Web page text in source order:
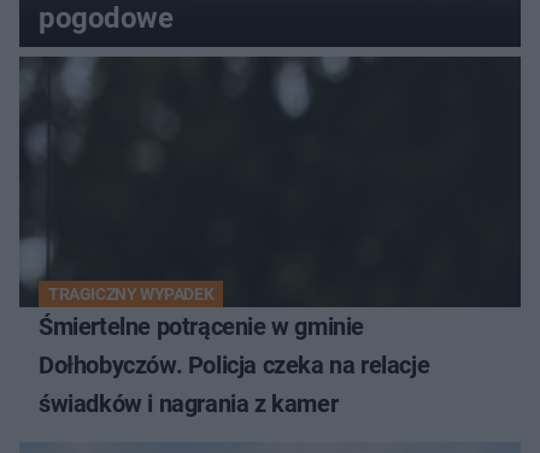
pogodowe
TRAGICZNY WYPADEK
Śmiertelne potrącenie w gminie
Dołhobyczów. Policja czeka na relacje
świadków i nagrania z kamer